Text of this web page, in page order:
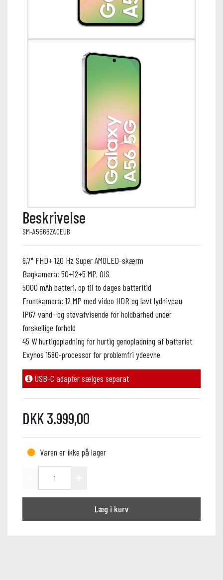
Beskrivelse
SM-A566BZACEUB
6,7" FHD+ 120 Hz Super AMOLED-skærm
Bagkamera: 50+12+5 MP, OIS
5000 mAh batteri, op til to dages batteritid
Frontkamera: 12 MP med video HDR og lavt lydniveau
IP67 vand- og støvafvisende for holdbarhed under
forskellige forhold
45 W hurtigopladning for hurtig genopladning af batteriet
Exynos 1580-processor for problemfri ydeevne
USB-C adapter sælges separat
DKK 3.999,00
Varen er ikke på lager
Læg i kurv